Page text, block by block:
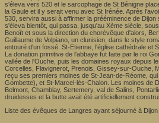
s'éleva vers 520 et le sarcophage de St Bénigne
la Gaule et il y serait venu avec St Irénée. Après
530, servira aussi à affirmer la prééminence de
s'éleva bientôt, qui passa, jusqu'au Xème siècle,
Benoît et sous la direction du chorévêque d'alors,
Guillaume de Volpiano, un clunisien, dans le style
entouré d'un fossé. St-Etienne, l'église cathédrale et
La donation primitive de l'abbaye fut faite par le roi
vallée de l'Ouche, puis les domaines royaux depuis
Corcelles, Flavignerot, Prenois, Gissey-sur-Ouche,
reçu ses premiers moines de St-Jean-de-Réome,
Gombette), et St-Marcel-lès-Chalon. Les moines de
Belmont, Chamblay, Sertemery, val de Salins,
druidesses et la butte avait été artificiellement
Liste des évêques de Langres ayant séjourné à